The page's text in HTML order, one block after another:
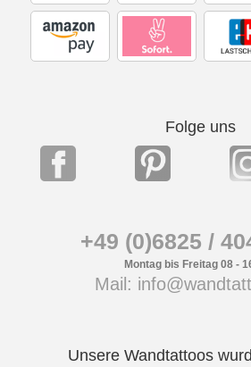
Folge uns
+49 (0)6825 /
Montag bis Freitag 08 -
Mail:
Unsere Wandtattoos